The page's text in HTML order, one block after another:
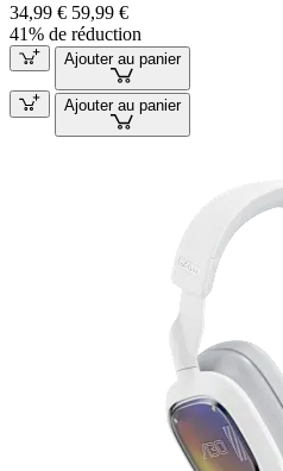
34,99 € 59,99 €
41% de réduction
Ajouter au panier
Ajouter au panier